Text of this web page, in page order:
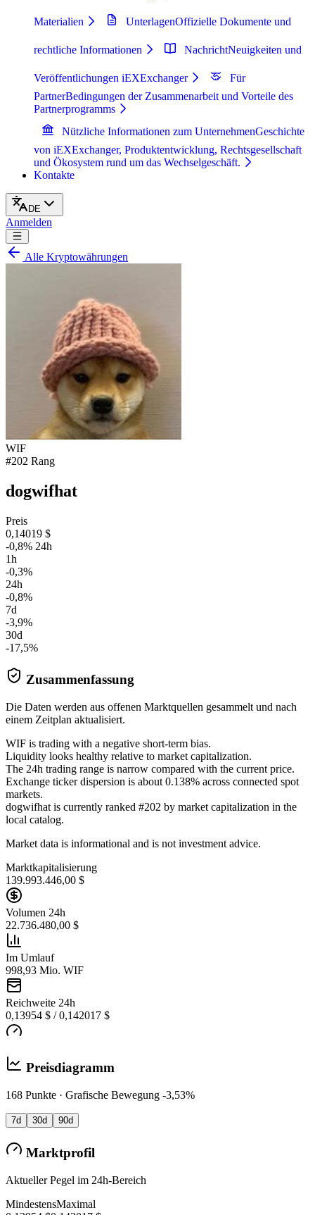
Materialien UnterlagenOffizielle Dokumente und
rechtliche Informationen NachrichtNeuigkeiten und
Veröffentlichungen iEXExchanger
Für
PartnerBedingungen der Zusammenarbeit und Vorteile des
Partnerprogramms
Nützliche Informationen zum UnternehmenGeschichte
von iEXExchanger, Produktentwicklung, Rechtsgesellschaft
und Ökosystem rund um das Wechselgeschäft.
Kontakte
DE
Anmelden
Alle Kryptowährungen
WIF
#202 Rang
dogwifhat
Preis
0,14019 $
-0,8% 24h
1h
-0,3%
24h
-0,8%
7d
-3,9%
30d
-17,5%
Zusammenfassung
Die Daten werden aus offenen Marktquellen gesammelt und nach
einem Zeitplan aktualisiert.
WIF is trading with a negative short-term bias.
Liquidity looks healthy relative to market capitalization.
The 24h trading range is narrow compared with the current price.
Exchange ticker dispersion is about 0.138% across connected spot
markets.
dogwifhat is currently ranked #202 by market capitalization in the
local catalog.
Market data is informational and is not investment advice.
Marktkapitalisierung
139.993.446,00 $
Volumen 24h
22.736.480,00 $
Im Umlauf
998,93 Mio. WIF
Reichweite 24h
0,13954 $ / 0,142017 $
Preisdiagramm
168 Punkte · Grafische Bewegung -3,53%
7d 30d 90d
Marktprofil
Aktueller Pegel im 24h-Bereich
MindestensMaximal